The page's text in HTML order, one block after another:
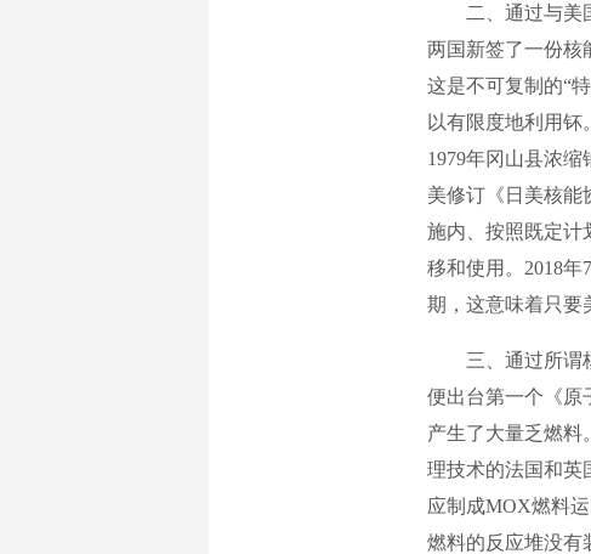
二、通过与美国
两国新签了一份核
这是不可复制的“
以有限度地利用钚
1979年冈山县浓
美修订《日美核能
施内、按照既定计
移和使用。2018
期，这意味着只要
三、通过所谓核
便出台第一个《原
产生了大量乏燃料
理技术的法国和英
应制成MOX燃料
燃料的反应堆没有